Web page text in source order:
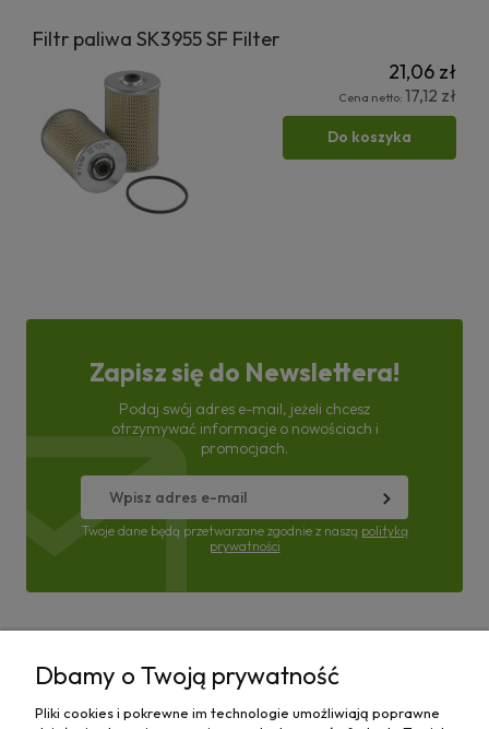
Filtr paliwa SK3955 SF Filter
21,06 zł
Cena netto: 17,12 zł
Do koszyka
Zapisz się do Newslettera!
Podaj swój adres e-mail, jeżeli chcesz
otrzymywać informacje o nowościach i
promocjach.
Twoje dane będą przetwarzane zgodnie z naszą polityką
prywatności
Moje konto
Dbamy o Twoją prywatność
Pliki cookies i pokrewne im technologie umożliwiają poprawne